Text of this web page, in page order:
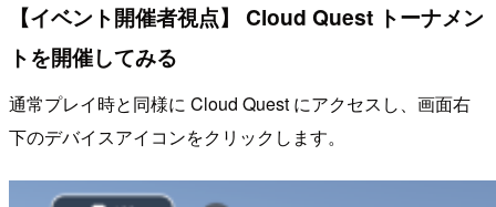
【イベント開催者視点】 Cloud Quest トーナメン
トを開催してみる
通常プレイ時と同様に Cloud Quest にアクセスし、画面右
下のデバイスアイコンをクリックします。